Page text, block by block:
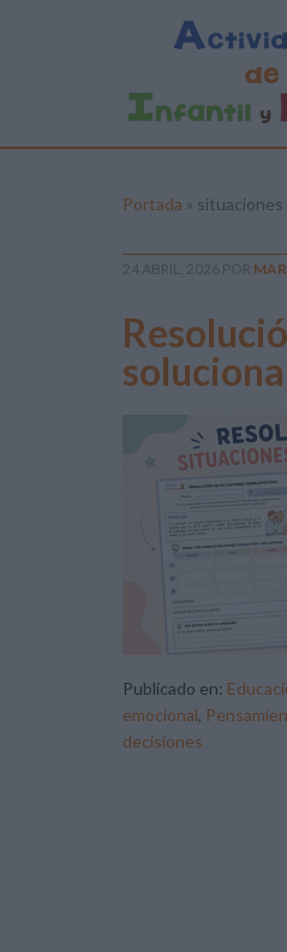
Portada »
24 ABRIL, 2026 POR
Publicado en:
emocional,
decisiones